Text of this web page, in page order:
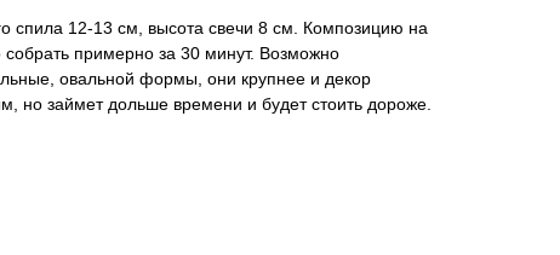
спила 12-13 см, высота свечи 8 см. Композицию на
примерно за 30 минут. Возможно
овальной формы, они крупнее и декор
но займет дольше времени и будет стоить дороже.